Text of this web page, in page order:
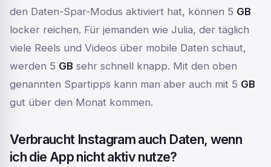
den Daten-Spar-Modus aktiviert hat, können 5 GB
locker reichen. Für jemanden wie Julia, der täglich
viele Reels und Videos über mobile Daten schaut,
werden 5 GB sehr schnell knapp. Mit den oben
genannten Spartipps kann man aber auch mit 5 GB
gut über den Monat kommen.
Verbraucht Instagram auch Daten, wenn
ich die App nicht aktiv nutze?